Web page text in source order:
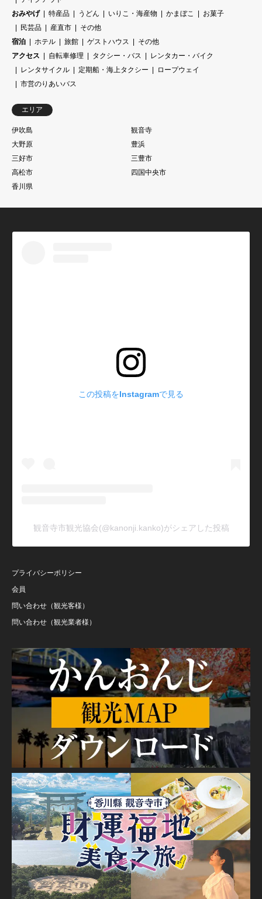
おみやげ
特産品 うどん いりこ・海産物 かまぼこ
お菓子
民芸品
産直市
その他
宿泊
ホテル 旅館 ゲストハウス
その他
アクセス
自転車修理 タクシー・バス
レンタカー・バイク
レンタサイクル
定期船・海上タクシー
ロープウェイ
市営のりあいバス
エリア
伊吹島
観音寺
大野原
豊浜
三好市
三豊市
高松市
四国中央市
香川県
この投稿をInstagramで見る
観音寺市観光協会(@kanonji.kanko)がシェアした投稿
プライバシーポリシー
会員
問い合わせ（観光客様）
問い合わせ（観光業者様）